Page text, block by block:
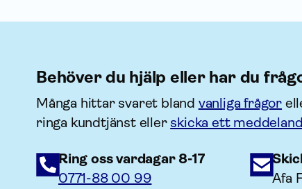
Behöver du hjälp eller har du
Många hittar svaret bland vanliga frågor
ringa kundtjänst eller skicka ett
Ring oss vardagar 8-17
0771-88 00 99
Afa